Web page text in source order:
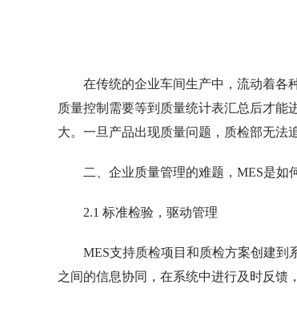
在传统的企业车间生产中，流动着各
质量控制需要等到质量统计表汇总后才能
大。一旦产品出现质量问题，质检部无法
二、企业质量管理的难题，MES是如
2.1 标准检验，驱动管理
MES支持质检项目和质检方案创建到
之间的信息协同，在系统中进行及时反馈